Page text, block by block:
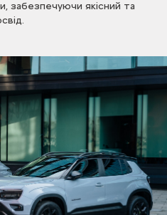
забезпечуючи якісний та